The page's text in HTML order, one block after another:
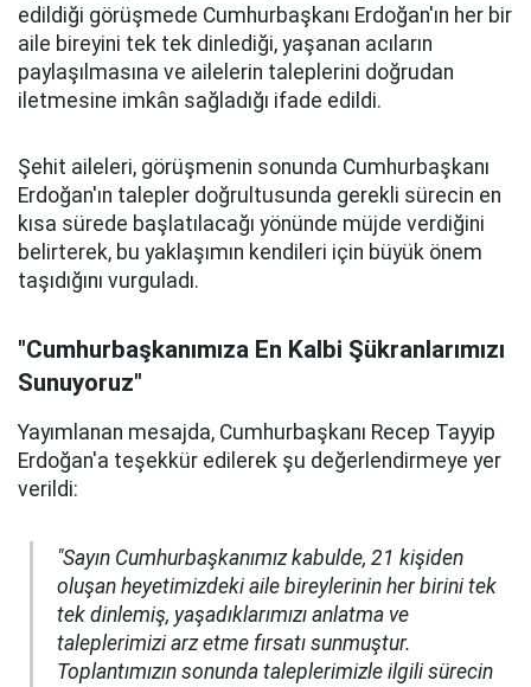
edildiği görüşmede Cumhurbaşkanı Erdoğan'ın her bir
aile bireyini tek tek dinlediği, yaşanan acıların
paylaşılmasına ve ailelerin taleplerini doğrudan
iletmesine imkân sağladığı ifade edildi.
Şehit aileleri, görüşmenin sonunda Cumhurbaşkanı
Erdoğan'ın talepler doğrultusunda gerekli sürecin en
kısa sürede başlatılacağı yönünde müjde verdiğini
belirterek, bu yaklaşımın kendileri için büyük önem
taşıdığını vurguladı.
"Cumhurbaşkanımıza En Kalbi Şükranlarımızı
Sunuyoruz"
Yayımlanan mesajda, Cumhurbaşkanı Recep Tayyip
Erdoğan'a teşekkür edilerek şu değerlendirmeye yer
verildi:
"Sayın Cumhurbaşkanımız kabulde, 21 kişiden
oluşan heyetimizdeki aile bireylerinin her birini tek
tek dinlemiş, yaşadıklarımızı anlatma ve
taleplerimizi arz etme fırsatı sunmuştur.
Toplantımızın sonunda taleplerimizle ilgili sürecin